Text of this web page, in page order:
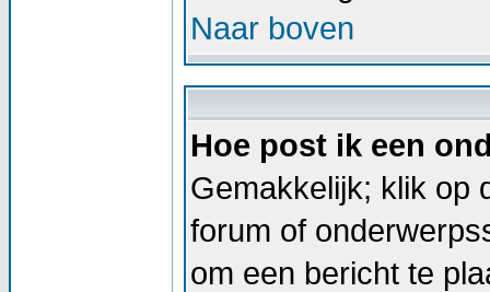
Naar boven
Hoe post ik een
Gemakkelijk; klik op
forum of
om een bericht te